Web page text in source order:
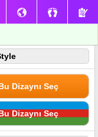
Dizaynı Seç
Dizaynı Seç